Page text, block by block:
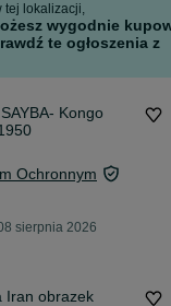
tej lokalizacji,
wygodnie
te ogłoszenia z
Kongo
Ochronnym
sierpnia 2026
Iran obrazek